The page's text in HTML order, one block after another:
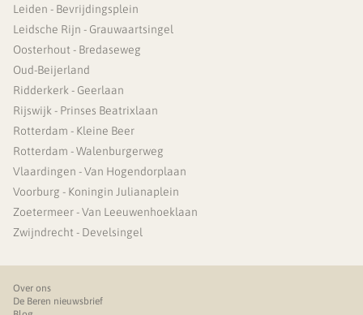
Leiden - Bevrijdingsplein
Leidsche Rijn - Grauwaartsingel
Oosterhout - Bredaseweg
Oud-Beijerland
Ridderkerk - Geerlaan
Rijswijk - Prinses Beatrixlaan
Rotterdam - Kleine Beer
Rotterdam - Walenburgerweg
Vlaardingen - Van Hogendorplaan
Voorburg - Koningin Julianaplein
Zoetermeer - Van Leeuwenhoeklaan
Zwijndrecht - Develsingel
Over ons
De Beren nieuwsbrief